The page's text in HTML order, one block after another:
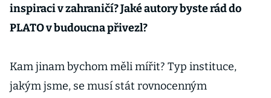
inspiraci v zahraničí? Jaké autory byste rád do
PLATO v budoucna přivezl?
Kam jinam bychom měli mířit? Typ instituce,
jakým jsme, se musí stát rovnocenným